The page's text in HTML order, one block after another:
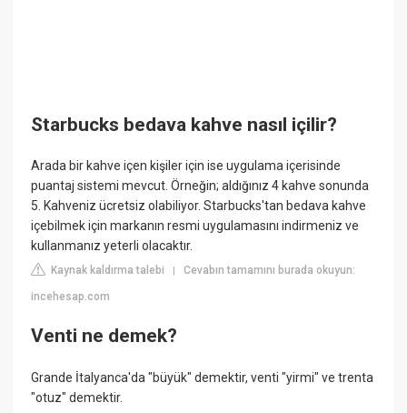
Starbucks bedava kahve nasıl içilir?
Arada bir kahve içen kişiler için ise uygulama içerisinde
puantaj sistemi mevcut. Örneğin; aldığınız 4 kahve sonunda
5. Kahveniz ücretsiz olabiliyor. Starbucks'tan bedava kahve
içebilmek için markanın resmi uygulamasını indirmeniz ve
kullanmanız yeterli olacaktır.
Kaynak kaldırma talebi |Cevabın tamamını burada okuyun:
incehesap.com
Venti ne demek?
Grande İtalyanca'da "büyük" demektir, venti "yirmi" ve trenta
"otuz" demektir.